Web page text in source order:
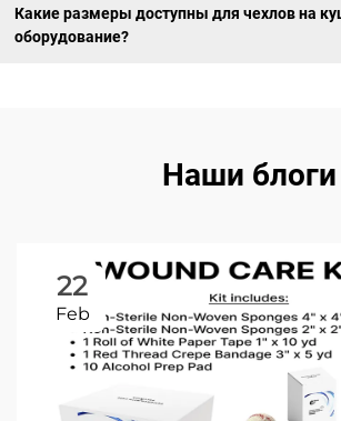
Какие размеры доступны для чехлов на
оборудование?
Наши блоги
22
Feb